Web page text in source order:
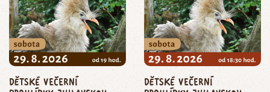
dětské večerní
dětské večerní